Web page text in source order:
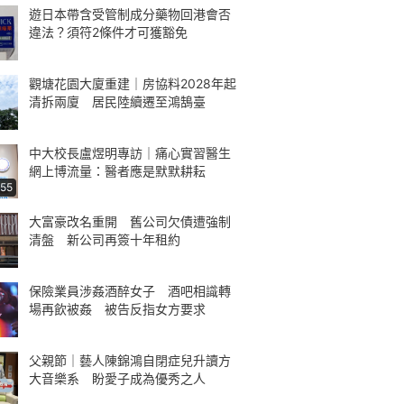
遊日本帶含受管制成分藥物回港會否
違法？須符2條件才可獲豁免
觀塘花園大廈重建｜房協料2028年起
清拆兩廈 居民陸續遷至鴻鵠臺
中大校長盧煜明專訪｜痛心實習醫生
網上博流量：醫者應是默默耕耘
大富豪改名重開 舊公司欠債遭強制
清盤 新公司再簽十年租約
保險業員涉姦酒醉女子 酒吧相識轉
場再飲被姦 被告反指女方要求
父親節｜藝人陳錦鴻自閉症兒升讀方
大音樂系 盼愛子成為優秀之人